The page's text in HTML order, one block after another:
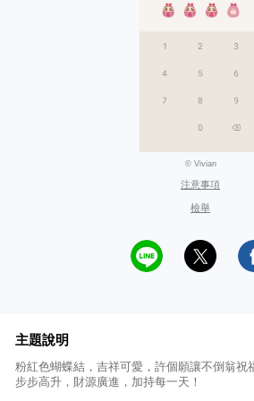
© Vivian
注意事項
檢舉
主題說明
粉紅色蝴蝶結，吉祥可愛，許個願讓不倒翁祝
步步高升，財源廣進，加持每一天！